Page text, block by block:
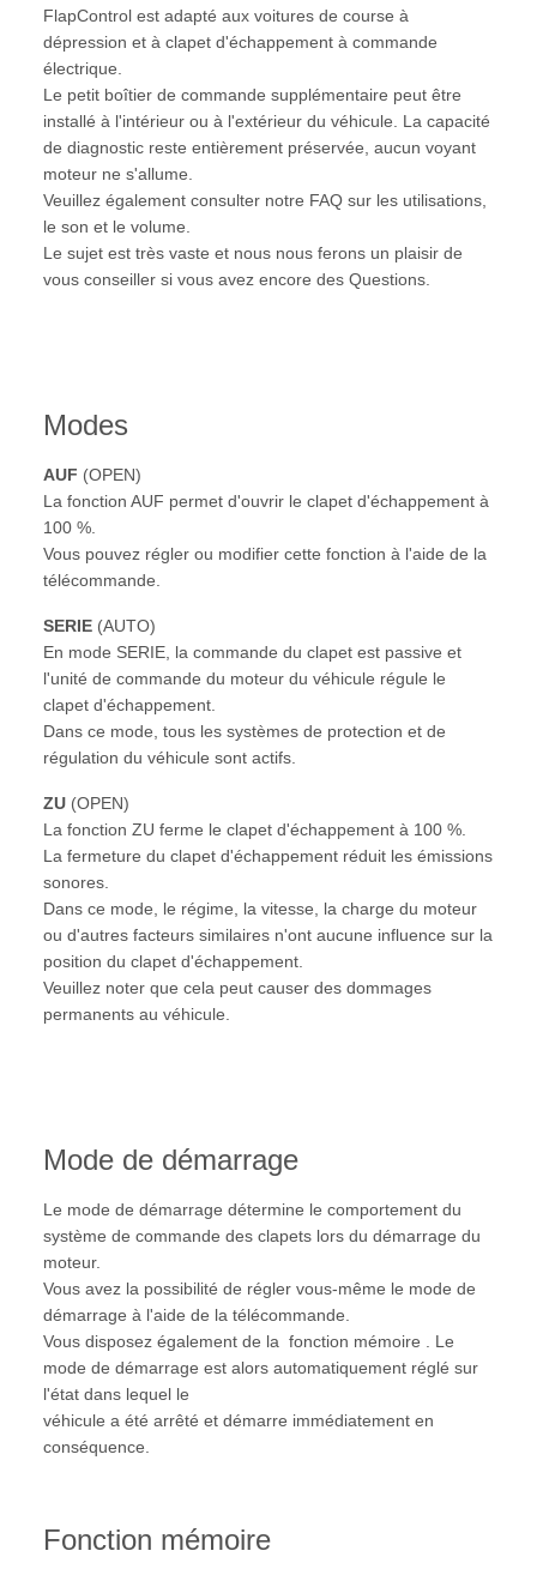
FlapControl est adapté aux voitures de course à
dépression et à clapet d'échappement à commande
électrique.
Le petit boîtier de commande supplémentaire peut être
installé à l'intérieur ou à l'extérieur du véhicule. La capacité
de diagnostic reste entièrement préservée, aucun voyant
moteur ne s'allume.
Veuillez également consulter notre FAQ sur les utilisations,
le son et le volume.
Le sujet est très vaste et nous nous ferons un plaisir de
vous conseiller si vous avez encore des Questions.
Modes
AUF (OPEN)
La fonction AUF permet d'ouvrir le clapet d'échappement à
100 %.
Vous pouvez régler ou modifier cette fonction à l'aide de la
télécommande.
SERIE (AUTO)
En mode SERIE, la commande du clapet est passive et
l'unité de commande du moteur du véhicule régule le
clapet d'échappement.
Dans ce mode, tous les systèmes de protection et de
régulation du véhicule sont actifs.
ZU (OPEN)
La fonction ZU ferme le clapet d'échappement à 100 %.
La fermeture du clapet d'échappement réduit les émissions
sonores.
Dans ce mode, le régime, la vitesse, la charge du moteur
ou d'autres facteurs similaires n'ont aucune influence sur la
position du clapet d'échappement.
Veuillez noter que cela peut causer des dommages
permanents au véhicule.
Mode de démarrage
Le mode de démarrage détermine le comportement du
système de commande des clapets lors du démarrage du
moteur.
Vous avez la possibilité de régler vous-même le mode de
démarrage à l'aide de la télécommande.
Vous disposez également de la fonction mémoire . Le
mode de démarrage est alors automatiquement réglé sur
l'état dans lequel le
véhicule a été arrêté et démarre immédiatement en
conséquence.
Fonction mémoire